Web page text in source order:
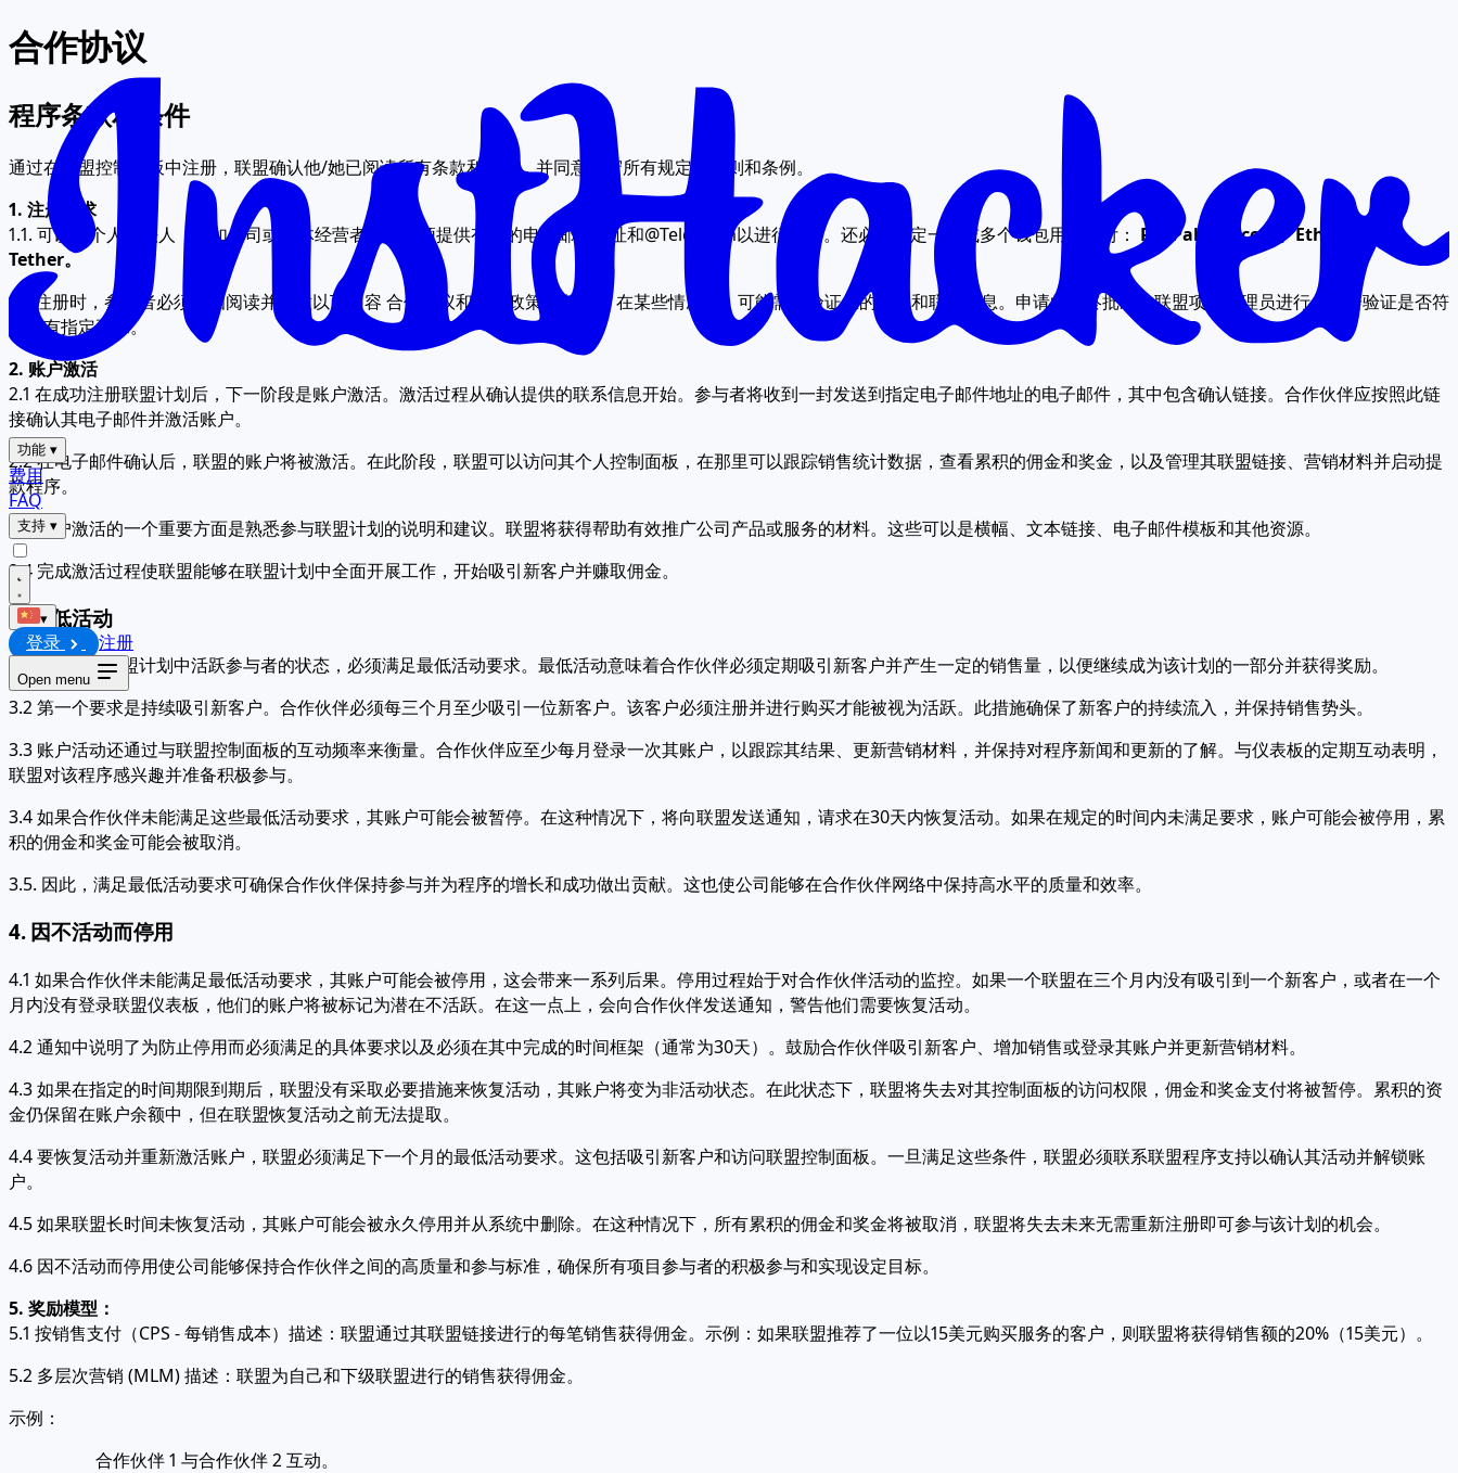
功能 ▾
费用
FAQ
支持 ▾
▾
登录 注册
Open menu
合作协议
程序条款和条件
通过在联盟控制面板中注册，联盟确认他/她已阅读所有条款和条件，并同意遵守所有规定的规则和条例。
1. 注册要求
1.1. 可以是个人或法人（例如公司或个体经营者）。必须提供有效的电子邮件地址和@Telegram以进行沟通。还必须指定一个或多个钱包用于支付： PayPal、Bitcoin、Ethereum、
Tether。
1.2 注册时，参与者必须仔细阅读并同意以下内容 合作协议和隐私政策的条款。在某些情况下，可能需要验证您的身份和联系信息。申请的最终批准由联盟项目管理员进行，他会验证是否符
合所有指定要求。
2. 账户激活
2.1 在成功注册联盟计划后，下一阶段是账户激活。激活过程从确认提供的联系信息开始。参与者将收到一封发送到指定电子邮件地址的电子邮件，其中包含确认链接。合作伙伴应按照此链
接确认其电子邮件并激活账户。
2.2 在电子邮件确认后，联盟的账户将被激活。在此阶段，联盟可以访问其个人控制面板，在那里可以跟踪销售统计数据，查看累积的佣金和奖金，以及管理其联盟链接、营销材料并启动提
款程序。
2.3 账户激活的一个重要方面是熟悉参与联盟计划的说明和建议。联盟将获得帮助有效推广公司产品或服务的材料。这些可以是横幅、文本链接、电子邮件模板和其他资源。
2.4 完成激活过程使联盟能够在联盟计划中全面开展工作，开始吸引新客户并赚取佣金。
3. 最低活动
3.1 为了保持联盟计划中活跃参与者的状态，必须满足最低活动要求。最低活动意味着合作伙伴必须定期吸引新客户并产生一定的销售量，以便继续成为该计划的一部分并获得奖励。
3.2 第一个要求是持续吸引新客户。合作伙伴必须每三个月至少吸引一位新客户。该客户必须注册并进行购买才能被视为活跃。此措施确保了新客户的持续流入，并保持销售势头。
3.3 账户活动还通过与联盟控制面板的互动频率来衡量。合作伙伴应至少每月登录一次其账户，以跟踪其结果、更新营销材料，并保持对程序新闻和更新的了解。与仪表板的定期互动表明，
联盟对该程序感兴趣并准备积极参与。
3.4 如果合作伙伴未能满足这些最低活动要求，其账户可能会被暂停。在这种情况下，将向联盟发送通知，请求在30天内恢复活动。如果在规定的时间内未满足要求，账户可能会被停用，累
积的佣金和奖金可能会被取消。
3.5. 因此，满足最低活动要求可确保合作伙伴保持参与并为程序的增长和成功做出贡献。这也使公司能够在合作伙伴网络中保持高水平的质量和效率。
4. 因不活动而停用
4.1 如果合作伙伴未能满足最低活动要求，其账户可能会被停用，这会带来一系列后果。停用过程始于对合作伙伴活动的监控。如果一个联盟在三个月内没有吸引到一个新客户，或者在一个
月内没有登录联盟仪表板，他们的账户将被标记为潜在不活跃。在这一点上，会向合作伙伴发送通知，警告他们需要恢复活动。
4.2 通知中说明了为防止停用而必须满足的具体要求以及必须在其中完成的时间框架（通常为30天）。鼓励合作伙伴吸引新客户、增加销售或登录其账户并更新营销材料。
4.3 如果在指定的时间期限到期后，联盟没有采取必要措施来恢复活动，其账户将变为非活动状态。在此状态下，联盟将失去对其控制面板的访问权限，佣金和奖金支付将被暂停。累积的资
金仍保留在账户余额中，但在联盟恢复活动之前无法提取。
4.4 要恢复活动并重新激活账户，联盟必须满足下一个月的最低活动要求。这包括吸引新客户和访问联盟控制面板。一旦满足这些条件，联盟必须联系联盟程序支持以确认其活动并解锁账
户。
4.5 如果联盟长时间未恢复活动，其账户可能会被永久停用并从系统中删除。在这种情况下，所有累积的佣金和奖金将被取消，联盟将失去未来无需重新注册即可参与该计划的机会。
4.6 因不活动而停用使公司能够保持合作伙伴之间的高质量和参与标准，确保所有项目参与者的积极参与和实现设定目标。
5. 奖励模型：
5.1 按销售支付（CPS - 每销售成本）描述：联盟通过其联盟链接进行的每笔销售获得佣金。示例：如果联盟推荐了一位以15美元购买服务的客户，则联盟将获得销售额的20%（15美元）。
5.2 多层次营销 (MLM) 描述：联盟为自己和下级联盟进行的销售获得佣金。
示例：
合作伙伴 1 与合作伙伴 2 互动。